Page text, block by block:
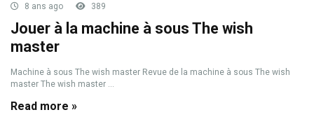
8 ans ago 389
Jouer à la machine à sous The wish
master
Machine à sous The wish master Revue de la machine à sous The wish
master The wish master ...
Read more »